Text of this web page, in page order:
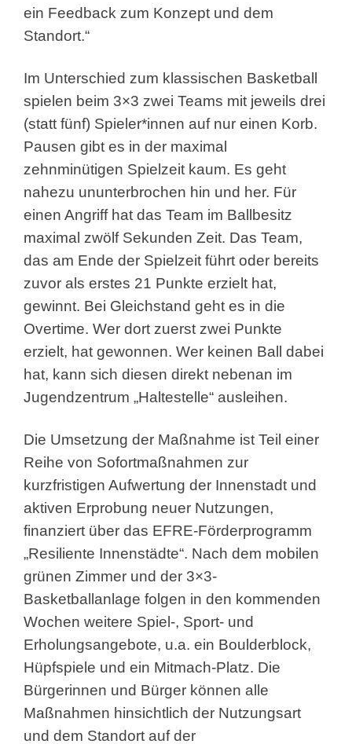
ein Feedback zum Konzept und dem
Standort.“
Im Unterschied zum klassischen Basketball
spielen beim 3×3 zwei Teams mit jeweils drei
(statt fünf) Spieler*innen auf nur einen Korb.
Pausen gibt es in der maximal
zehnminütigen Spielzeit kaum. Es geht
nahezu ununterbrochen hin und her. Für
einen Angriff hat das Team im Ballbesitz
maximal zwölf Sekunden Zeit. Das Team,
das am Ende der Spielzeit führt oder bereits
zuvor als erstes 21 Punkte erzielt hat,
gewinnt. Bei Gleichstand geht es in die
Overtime. Wer dort zuerst zwei Punkte
erzielt, hat gewonnen. Wer keinen Ball dabei
hat, kann sich diesen direkt nebenan im
Jugendzentrum „Haltestelle“ ausleihen.
Die Umsetzung der Maßnahme ist Teil einer
Reihe von Sofortmaßnahmen zur
kurzfristigen Aufwertung der Innenstadt und
aktiven Erprobung neuer Nutzungen,
finanziert über das EFRE-Förderprogramm
„Resiliente Innenstädte“. Nach dem mobilen
grünen Zimmer und der 3×3-
Basketballanlage folgen in den kommenden
Wochen weitere Spiel-, Sport- und
Erholungsangebote, u.a. ein Boulderblock,
Hüpfspiele und ein Mitmach-Platz. Die
Bürgerinnen und Bürger können alle
Maßnahmen hinsichtlich der Nutzungsart
und dem Standort auf der